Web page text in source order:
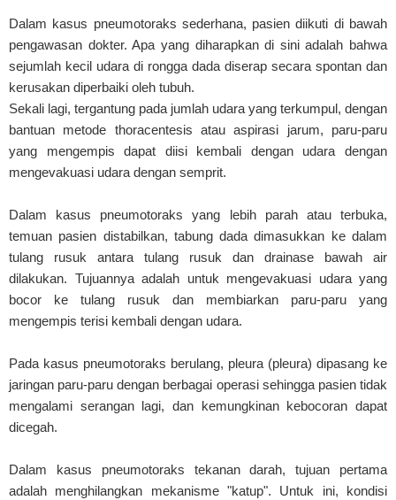
Dalam kasus pneumotoraks sederhana, pasien diikuti di bawah
pengawasan dokter. Apa yang diharapkan di sini adalah bahwa
sejumlah kecil udara di rongga dada diserap secara spontan dan
kerusakan diperbaiki oleh tubuh.
Sekali lagi, tergantung pada jumlah udara yang terkumpul, dengan
bantuan metode thoracentesis atau aspirasi jarum, paru-paru
yang mengempis dapat diisi kembali dengan udara dengan
mengevakuasi udara dengan semprit.
Dalam kasus pneumotoraks yang lebih parah atau terbuka,
temuan pasien distabilkan, tabung dada dimasukkan ke dalam
tulang rusuk antara tulang rusuk dan drainase bawah air
dilakukan. Tujuannya adalah untuk mengevakuasi udara yang
bocor ke tulang rusuk dan membiarkan paru-paru yang
mengempis terisi kembali dengan udara.
Pada kasus pneumotoraks berulang, pleura (pleura) dipasang ke
jaringan paru-paru dengan berbagai operasi sehingga pasien tidak
mengalami serangan lagi, dan kemungkinan kebocoran dapat
dicegah.
Dalam kasus pneumotoraks tekanan darah, tujuan pertama
adalah menghilangkan mekanisme "katup". Untuk ini, kondisi